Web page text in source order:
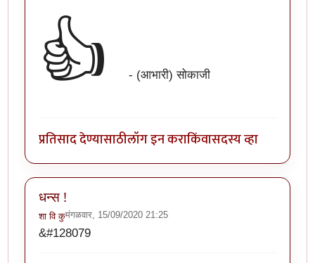
👍 - (आभारी) सोकाजी
प्रतिसाद देण्यासाठीलॉग इन कराकिंवासदस्य व्हा
धन्स !
शा वि कुमंगळवार, 15/09/2020 21:25
&#128079